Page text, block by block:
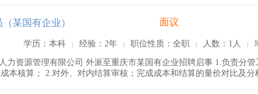
某国有企业） 面议
学历：本科 | 经验：2年 | 职位性质：全职 | 人数：1人 |
力资源管理有限公司 外派至重庆市某国有企业招聘启事 1.负责分
本核算； 2.对外、对内结算审核；完成成本和结算的量价对比及